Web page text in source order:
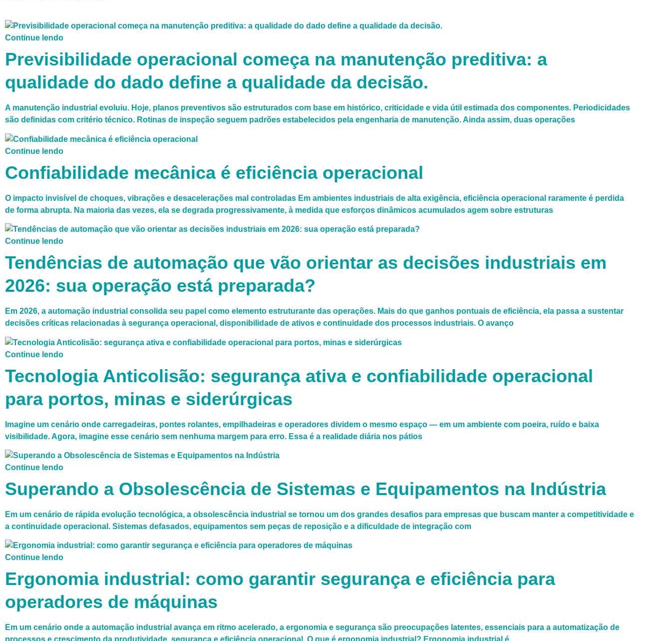
Continue lendo
Previsibilidade operacional começa na manutenção preditiva: a
qualidade do dado define a qualidade da decisão.
A manutenção industrial evoluiu. Hoje, planos preventivos são estruturados com base em histórico, criticidade e vida útil estimada dos componentes. Periodicidades
são definidas com critério técnico. Rotinas de inspeção seguem padrões estabelecidos pela engenharia de manutenção. Ainda assim, duas operações
Continue lendo
Confiabilidade mecânica é eficiência operacional
O impacto invisível de choques, vibrações e desacelerações mal controladas Em ambientes industriais de alta exigência, eficiência operacional raramente é perdida
de forma abrupta. Na maioria das vezes, ela se degrada progressivamente, à medida que esforços dinâmicos acumulados agem sobre estruturas
Continue lendo
Tendências de automação que vão orientar as decisões industriais em
2026: sua operação está preparada?
Em 2026, a automação industrial consolida seu papel como elemento estruturante das operações. Mais do que ganhos pontuais de eficiência, ela passa a sustentar
decisões críticas relacionadas à segurança operacional, disponibilidade de ativos e continuidade dos processos industriais. O avanço
Continue lendo
Tecnologia Anticolisão: segurança ativa e confiabilidade operacional
para portos, minas e siderúrgicas
Imagine um cenário onde carregadeiras, pontes rolantes, empilhadeiras e operadores dividem o mesmo espaço — em um ambiente com poeira, ruído e baixa
visibilidade. Agora, imagine esse cenário sem nenhuma margem para erro. Essa é a realidade diária nos pátios
Continue lendo
Superando a Obsolescência de Sistemas e Equipamentos na Indústria
Em um cenário de rápida evolução tecnológica, a obsolescência industrial se tornou um dos grandes desafios para empresas que buscam manter a competitividade e
a continuidade operacional. Sistemas defasados, equipamentos sem peças de reposição e a dificuldade de integração com
Continue lendo
Ergonomia industrial: como garantir segurança e eficiência para
operadores de máquinas
Em um cenário onde a automação industrial avança em ritmo acelerado, a ergonomia e segurança são preocupações latentes, essenciais para a automatização de